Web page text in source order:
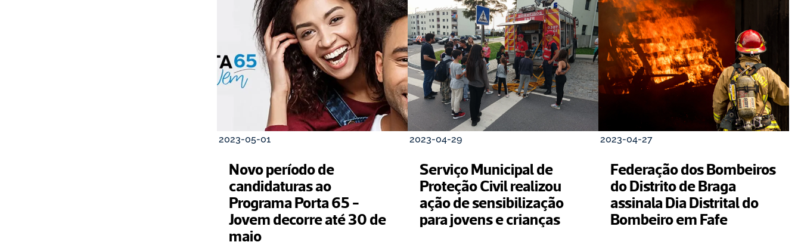
2023-05-01
Novo período de
candidaturas ao
Programa Porta 65 -
Jovem decorre até 30 de
maio
2023-04-29
Serviço Municipal de
Proteção Civil realizou
ação de sensibilização
para jovens e crianças
2023-04-27
Federação dos Bombeiros
do Distrito de Braga
assinala Dia Distrital do
Bombeiro em Fafe